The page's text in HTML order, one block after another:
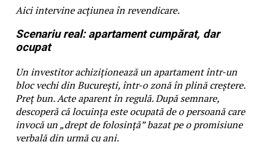
Aici intervine acțiunea în revendicare.
Scenariu real: apartament cumpărat, dar
ocupat
Un investitor achiziționează un apartament într-un
bloc vechi din București, într-o zonă în plină creștere.
Preț bun. Acte aparent în regulă. După semnare,
descoperă că locuința este ocupată de o persoană care
invocă un „drept de folosință” bazat pe o promisiune
verbală din urmă cu ani.